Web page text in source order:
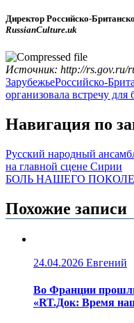
Директор Российско-
RussianCulture.uk
Источник: http://rs.gov.ru/
ЗарубежьеРоссийско-
организовала встречу для
Навигация по
Русский народный
на главной сцене Сирии
БОЛЬ НАШЕГО
Похожие записи
24.04.2026 Евгений
Во Франции
«RT.Док: Время